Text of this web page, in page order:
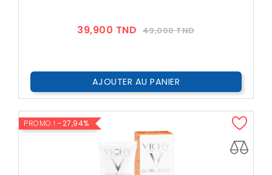
39,900 TND Prix
49,000 TNDPrix
AJOUTER AU PANIER
PROMO ! -27,94%